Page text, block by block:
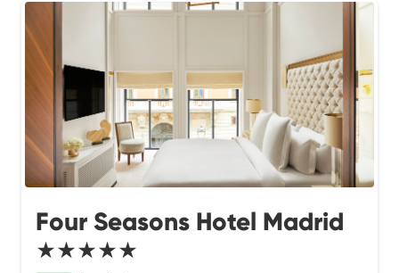
Four Seasons Hotel Madrid
★★★★★